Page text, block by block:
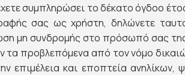
συμπληρώσει το δέκατο όγδοο
σας ως χρήστη, δηλώνετε
μη συνδρομής στο πρόσωπό σας
προβλεπόμενα από τον νόμο
επιμέλεια και εποπτεία